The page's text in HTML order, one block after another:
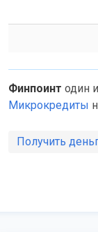
Финпоинт один
Микрокредиты
Получить